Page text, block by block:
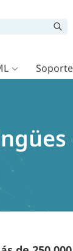
Soporte